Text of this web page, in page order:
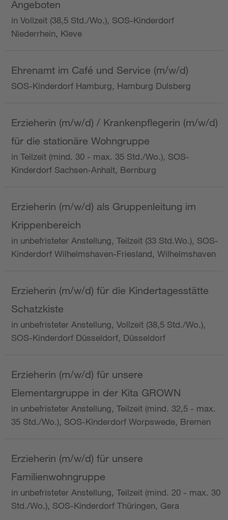
Angeboten
in Vollzeit (38,5 Std./Wo.), SOS-Kinderdorf
Niederrhein, Kleve
Ehrenamt im Café und Service (m/w/d)
SOS-Kinderdorf Hamburg, Hamburg Dulsberg
Erzieherin (m/w/d) / Krankenpflegerin (m/w/d)
für die stationäre Wohngruppe
in Teilzeit (mind. 30 - max. 35 Std./Wo.), SOS-
Kinderdorf Sachsen-Anhalt, Bernburg
Erzieherin (m/w/d) als Gruppenleitung im
Krippenbereich
in unbefristeter Anstellung, Teilzeit (33 Std.Wo.), SOS-
Kinderdorf Wilhelmshaven-Friesland, Wilhelmshaven
Erzieherin (m/w/d) für die Kindertagesstätte
Schatzkiste
in unbefristeter Anstellung, Vollzeit (38,5 Std./Wo.),
SOS-Kinderdorf Düsseldorf, Düsseldorf
Erzieherin (m/w/d) für unsere
Elementargruppe in der Kita GROWN
in unbefristeter Anstellung, Teilzeit (mind. 32,5 - max.
35 Std./Wo.), SOS-Kinderdorf Worpswede, Bremen
Erzieherin (m/w/d) für unsere
Familienwohngruppe
in unbefristeter Anstellung, Teilzeit (mind. 20 - max. 30
Std./Wo.), SOS-Kinderdorf Thüringen, Gera